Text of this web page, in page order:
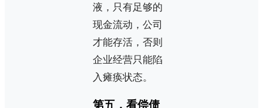
液，只有足够的
现金流动，公司
才能存活，否则
企业经营只能陷
入瘫痪状态。
第五，看偿债